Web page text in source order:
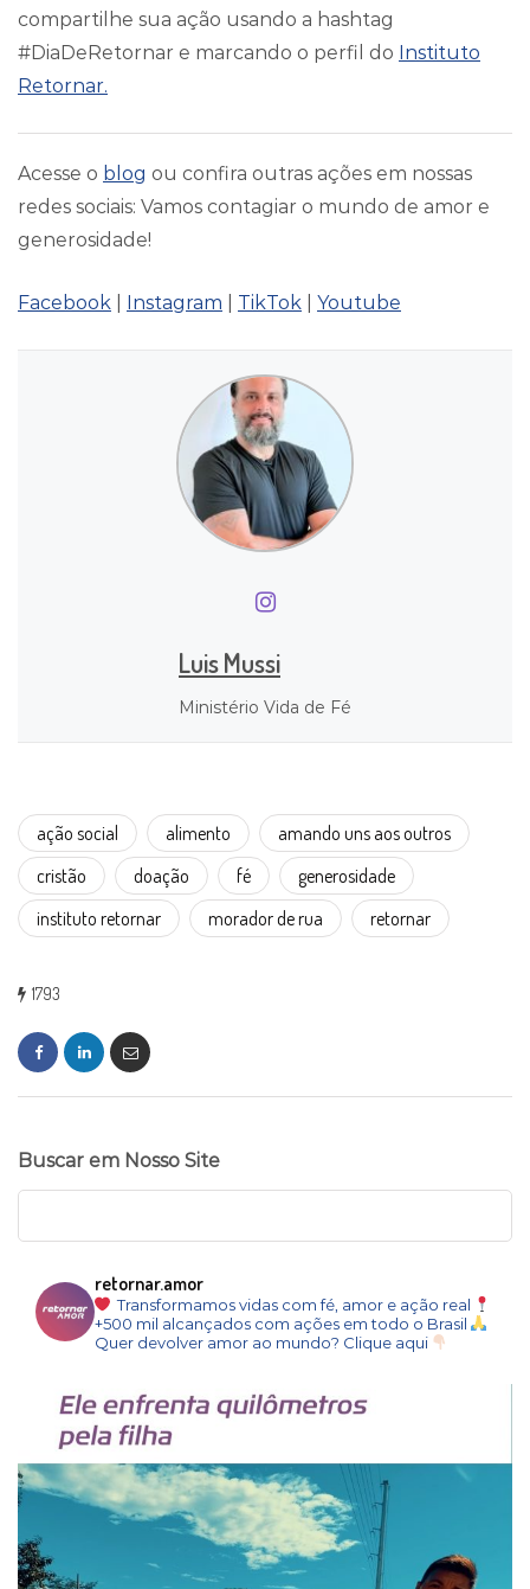
compartilhe sua ação usando a hashtag
#DiaDeRetornar e marcando o perfil do Instituto
Retornar.
Acesse o blog ou confira outras ações em nossas
redes sociais: Vamos contagiar o mundo de amor e
generosidade!
Facebook Instagram TikTok Youtube
Luis Mussi
Ministério Vida de Fé
ação social alimento
amando uns aos outros
cristão
doação fé
generosidade
instituto retornar
morador de rua retornar
1793
Buscar em Nosso Site
retornar.amor
Transformamos vidas com fé, amor e ação real
+500 mil alcançados com ações em todo o Brasil
Quer devolver amor ao mundo? Clique aqui